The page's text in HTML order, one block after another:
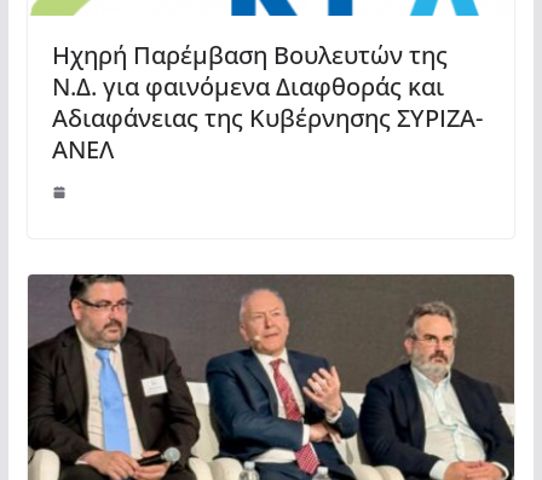
Ηχηρή Παρέμβαση Βουλευτών της
Ν.Δ. για φαινόμενα Διαφθοράς και
Αδιαφάνειας της Κυβέρνησης ΣΥΡΙΖΑ-
ΑΝΕΛ